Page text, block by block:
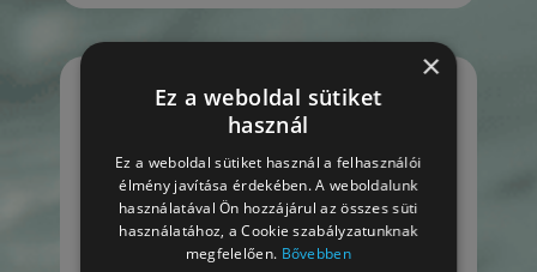
Hány év garancia van a
A masszázsmedence
vázszerkezetére 10, a
medencehéjra 5 az elektronikus
alkatrészekre és a csővezetékekre
2 év garanciát adunk. Szaunák
esetében 3 év teljeskörű garancia.
×
Ez a weboldal sütiket
használ
Ez a weboldal sütiket használ a felhasználói
élmény javítása érdekében. A weboldalunk
használatával Ön hozzájárul az összes süti
használatához, a Cookie szabályzatunknak
megfelelően. Bővebben